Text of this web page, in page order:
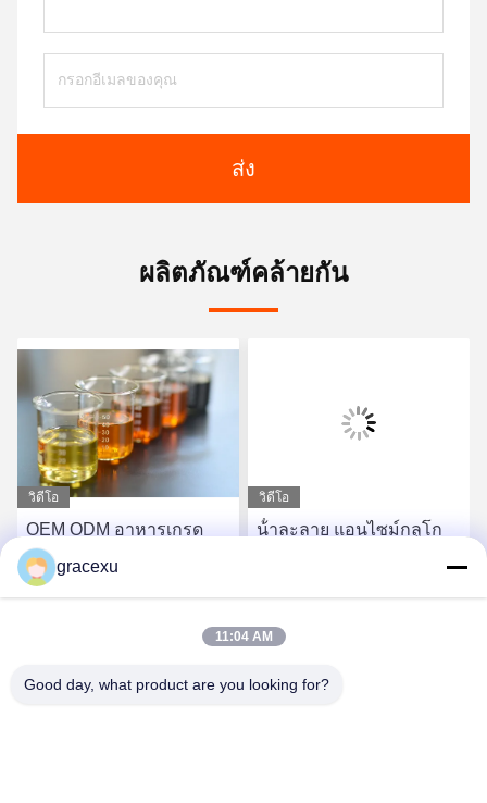
ส่ง
ผลิตภัณฑ์คล้ายกัน
วิดีโอ
OEM ODM อาหารเกรด
Enzymes Catalase ผง
Improver สารลด
หา ราคา ที่ ดี ที่สุด
วิดีโอ
น้ําละลาย แอนไซม์กลูโก
gracexu
11:04 AM
Good day, what product are you looking for?